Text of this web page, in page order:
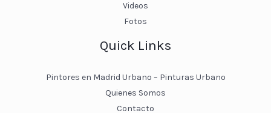
Videos
Fotos
Quick Links
Pintores en Madrid Urbano – Pinturas Urbano
Quienes Somos
Contacto